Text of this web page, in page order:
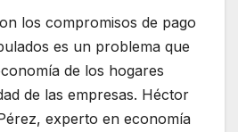
los compromisos de pago
es un problema que
de los hogares
de las empresas. Héctor
experto en economía